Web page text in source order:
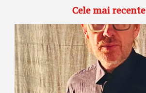
Cele mai recente